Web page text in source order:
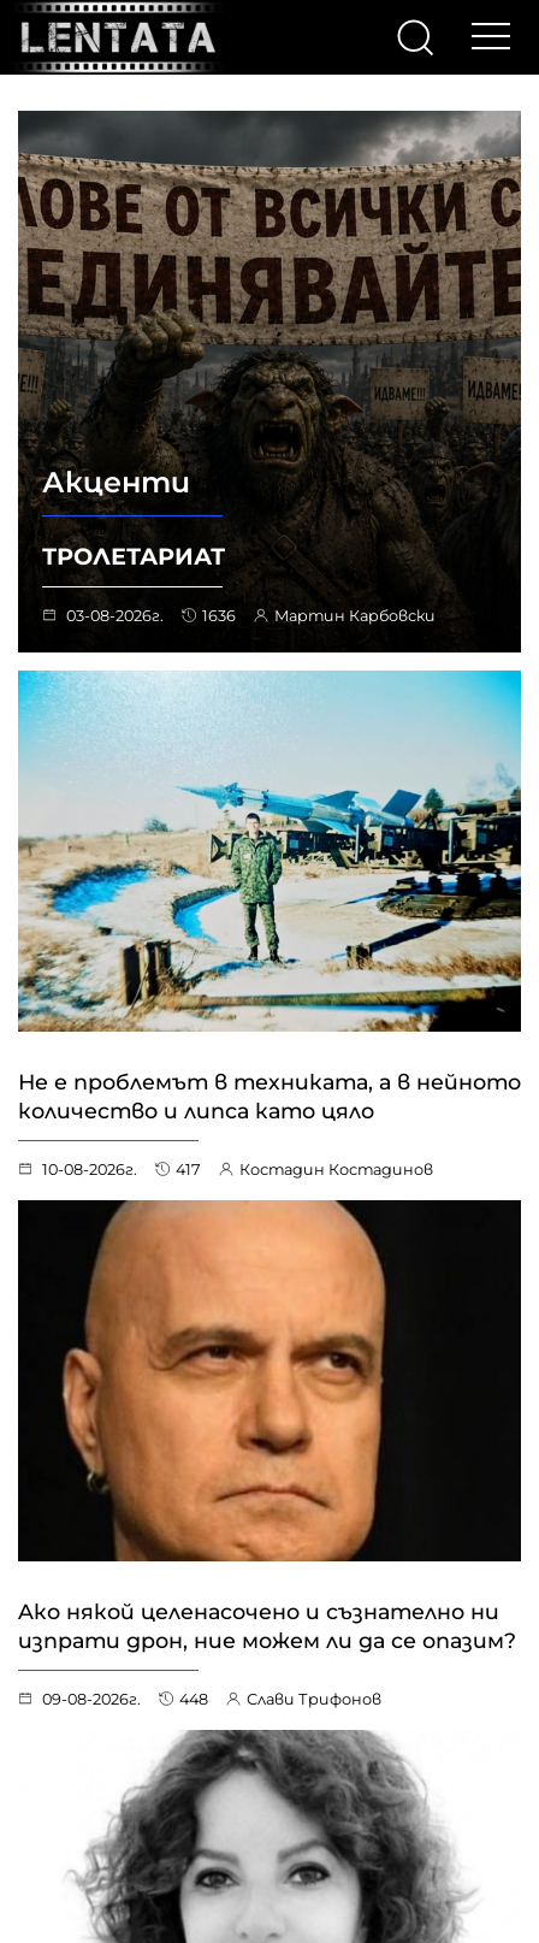
Акценти
ТРОЛЕТАРИАТ
03-08-2026г. 1636 Мартин Карбовски
Не е проблемът в техниката, а в нейното
количество и липса като цяло
10-08-2026г. 417 Костадин Костадинов
Aко някой целенасочено и съзнателно ни
изпрати дрон, ние можем ли да се опазим?
09-08-2026г. 448 Слави Трифонов